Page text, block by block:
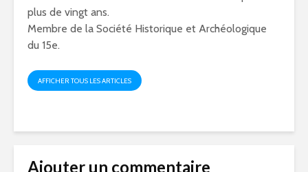
plus de vingt ans.
Membre de la Société Historique et Archéologique
du 15e.
AFFICHER TOUS LES ARTICLES
Ajouter un commentaire